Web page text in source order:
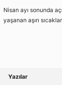
Nisan ayı sonunda
yaşanan aşırı
Yazılar